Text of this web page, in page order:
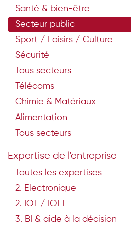
Santé & bien-être
Secteur public
Sport / Loisirs / Culture
Sécurité
Tous secteurs
Télécoms
Chimie & Matériaux
Alimentation
Tous secteurs
Expertise de l'entreprise
Toutes les expertises
2. Electronique
2. IOT / IOTT
3. BI & aide à la décision